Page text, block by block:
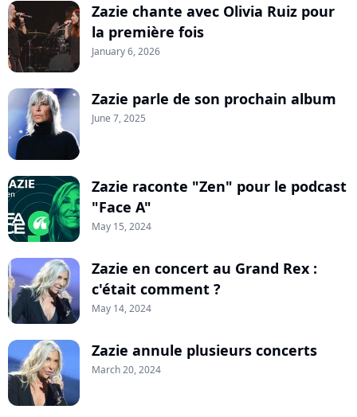
Zazie chante avec Olivia Ruiz pour
la première fois
January 6, 2026
Zazie parle de son prochain album
June 7, 2025
Zazie raconte "Zen" pour le podcast
"Face A"
May 15, 2024
Zazie en concert au Grand Rex :
c'était comment ?
May 14, 2024
Zazie annule plusieurs concerts
March 20, 2024